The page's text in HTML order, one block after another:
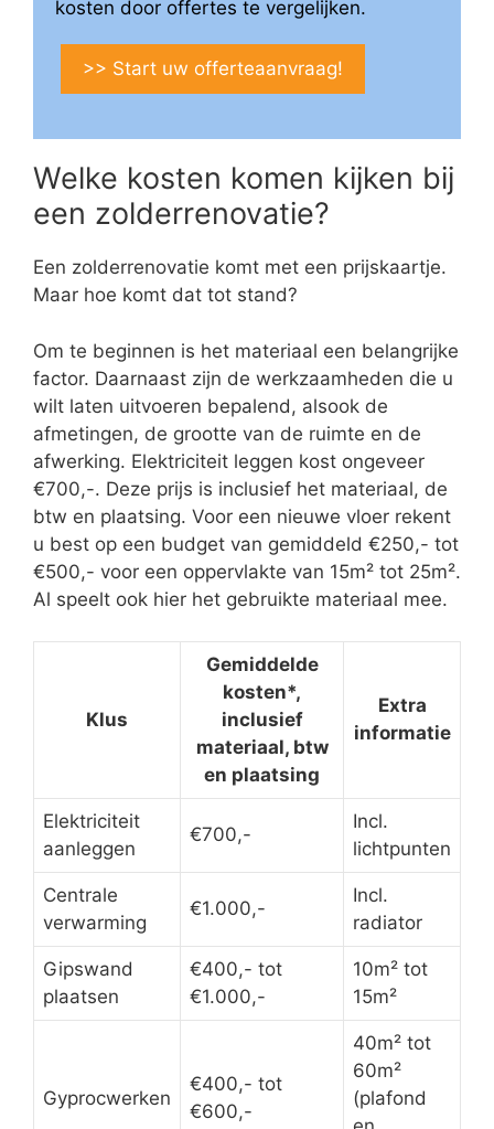
kosten door offertes te vergelijken.
>> Start uw offerteaanvraag!
Welke kosten komen kijken bij
een zolderrenovatie?
Een zolderrenovatie komt met een prijskaartje.
Maar hoe komt dat tot stand?
Om te beginnen is het materiaal een belangrijke
factor. Daarnaast zijn de werkzaamheden die u
wilt laten uitvoeren bepalend, alsook de
afmetingen, de grootte van de ruimte en de
afwerking. Elektriciteit leggen kost ongeveer
€700,-. Deze prijs is inclusief het materiaal, de
btw en plaatsing. Voor een nieuwe vloer rekent
u best op een budget van gemiddeld €250,- tot
€500,- voor een oppervlakte van 15m² tot 25m².
Al speelt ook hier het gebruikte materiaal mee.
Klus
Gemiddelde
kosten*,
inclusief
materiaal, btw
en plaatsing
Extra
informatie
Elektriciteit
aanleggen
€700,-
Incl.
lichtpunten
Centrale
verwarming
€1.000,-
Incl.
radiator
Gipswand
plaatsen
€400,- tot
€1.000,-
10m² tot
15m²
Gyprocwerken
€400,- tot
€600,-
40m² tot
60m²
(plafond